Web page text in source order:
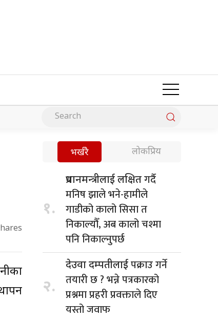
भर्खरै लोकप्रिय
१.
प्रधानमन्त्रीलाई लक्षितगर्दै
मनिष झाले भने-हामीले
गाडीको कालो सिसा त
निकाल्यौँ, अब कालो चश्मा
पनि निकाल्नुपर्छ
२.
देउवा दम्पतीलाईपक्राउ गर्ने
तयारी छ ? भन्ने पत्रकारको
प्रश्नमा प्रहरी प्रवक्ताले दिए
यस्तो जवाफ